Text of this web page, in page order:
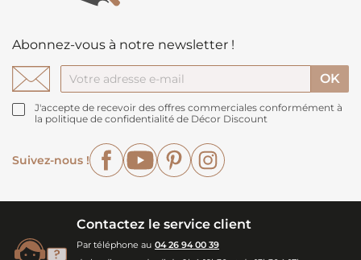
Abonnez-vous à notre newsletter !
J'accepte de recevoir des offres commerciales conformément à
la politique de confidentialité de Décor Discount
Suivez-nous !
FacebookYouTubePinterest
Contactez le service client
Par téléphone au 04 26 94 00 39